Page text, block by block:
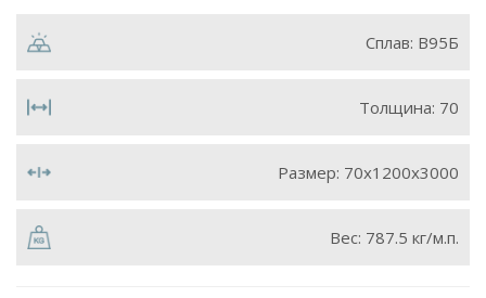
Сплав: В95Б
Толщина: 70
Размер: 70х1200х3000
Вес: 787.5 кг/м.п.